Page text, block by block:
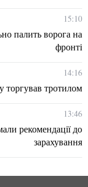
15:10
палить ворога на
фронті
14:16
торгував тротилом
13:46
рекомендації до
зарахування